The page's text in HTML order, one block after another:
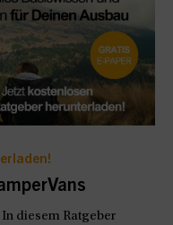
diesem Ratgeber